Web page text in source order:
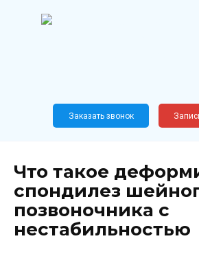
Заказать звонок
Что такое
спондилез
позвоночника с
нестабильностью